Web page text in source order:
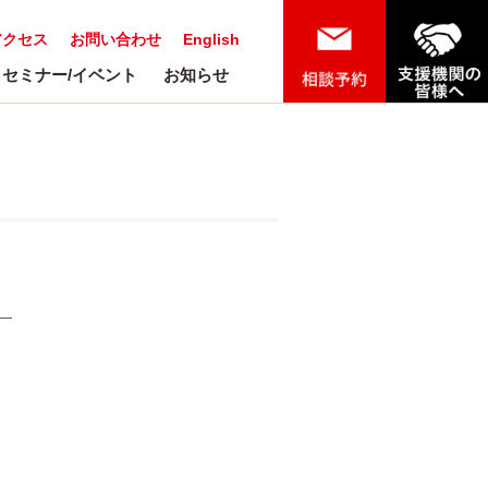
English
お問い合わせ
セス
セミナー/イベント お知らせ